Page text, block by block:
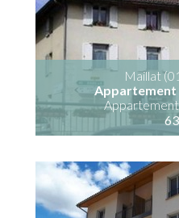
Maillat
Appartement